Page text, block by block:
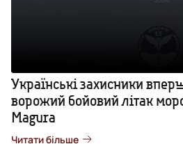
Українські захисники
ворожий бойовий літак
Magura
Читати більше